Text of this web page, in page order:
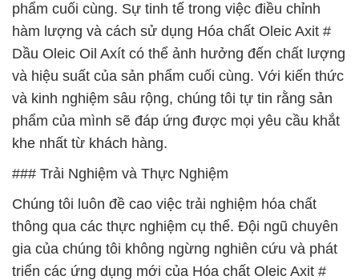
phẩm cuối cùng. Sự tinh tế trong việc điều chỉnh
hàm lượng và cách sử dụng Hóa chất Oleic Axit #
Dầu Oleic Oil Axít có thể ảnh hưởng đến chất lượng
và hiệu suất của sản phẩm cuối cùng. Với kiến thức
và kinh nghiệm sâu rộng, chúng tôi tự tin rằng sản
phẩm của mình sẽ đáp ứng được mọi yêu cầu khắt
khe nhất từ khách hàng.
### Trải Nghiệm và Thực Nghiệm
Chúng tôi luôn đề cao việc trải nghiệm hóa chất
thông qua các thực nghiệm cụ thể. Đội ngũ chuyên
gia của chúng tôi không ngừng nghiên cứu và phát
triển các ứng dụng mới của Hóa chất Oleic Axit #